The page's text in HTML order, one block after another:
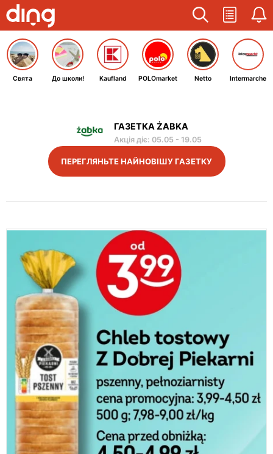
Свята До школи! Kaufland POLOmarket Netto Intermarche
ГАЗЕТКА ŻABKA
Акція діє: 05.05 - 19.05
ПЕРЕГЛЯНЬТЕ НАЙНОВІШУ ГАЗЕТКУ